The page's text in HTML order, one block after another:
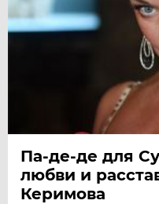
Па-де-де для
любви и
Керимова